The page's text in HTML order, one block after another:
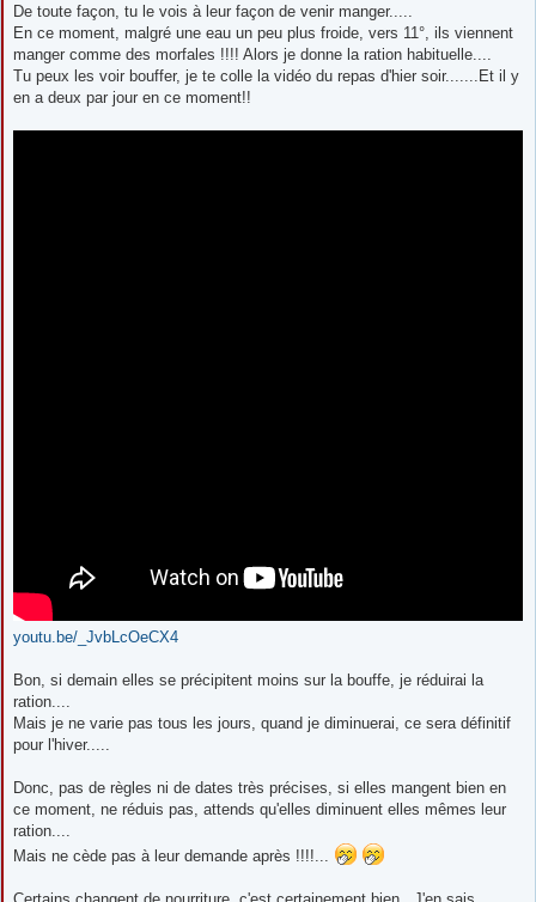
De toute façon, tu le vois à leur façon de venir manger.....
En ce moment, malgré une eau un peu plus froide, vers 11°, ils viennent
manger comme des morfales !!!! Alors je donne la ration habituelle....
Tu peux les voir bouffer, je te colle la vidéo du repas d'hier soir.......Et il y
en a deux par jour en ce moment!!
youtu.be/_JvbLcOeCX4
Bon, si demain elles se précipitent moins sur la bouffe, je réduirai la
ration....
Mais je ne varie pas tous les jours, quand je diminuerai, ce sera définitif
pour l'hiver.....
Donc, pas de règles ni de dates très précises, si elles mangent bien en
ce moment, ne réduis pas, attends qu'elles diminuent elles mêmes leur
ration....
Mais ne cède pas à leur demande après !!!!...